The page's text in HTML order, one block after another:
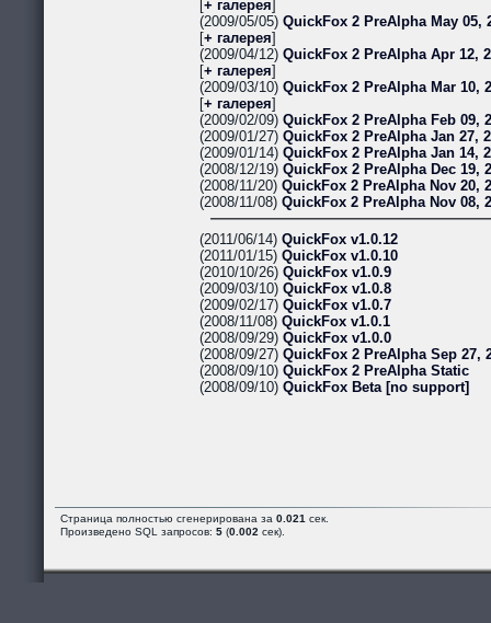
[+ галерея]
(2009/05/05) QuickFox 2 PreAlpha May 05,
[+ галерея]
(2009/04/12) QuickFox 2 PreAlpha Apr 12,
[+ галерея]
(2009/03/10) QuickFox 2 PreAlpha Mar 10,
[+ галерея]
(2009/02/09) QuickFox 2 PreAlpha Feb 09,
(2009/01/27) QuickFox 2 PreAlpha Jan 27,
(2009/01/14) QuickFox 2 PreAlpha Jan 14,
(2008/12/19) QuickFox 2 PreAlpha Dec 19,
(2008/11/20) QuickFox 2 PreAlpha Nov 20,
(2008/11/08) QuickFox 2 PreAlpha Nov 08,
(2011/06/14) QuickFox v1.0.12
(2011/01/15) QuickFox v1.0.10
(2010/10/26) QuickFox v1.0.9
(2009/03/10) QuickFox v1.0.8
(2009/02/17) QuickFox v1.0.7
(2008/11/08) QuickFox v1.0.1
(2008/09/29) QuickFox v1.0.0
(2008/09/27) QuickFox 2 PreAlpha Sep 27,
(2008/09/10) QuickFox 2 PreAlpha Static
(2008/09/10) QuickFox Beta [no support]
Страница полностью сгенерирована за 0.021 сек.
Произведено SQL запросов: 5 (0.002 сек).